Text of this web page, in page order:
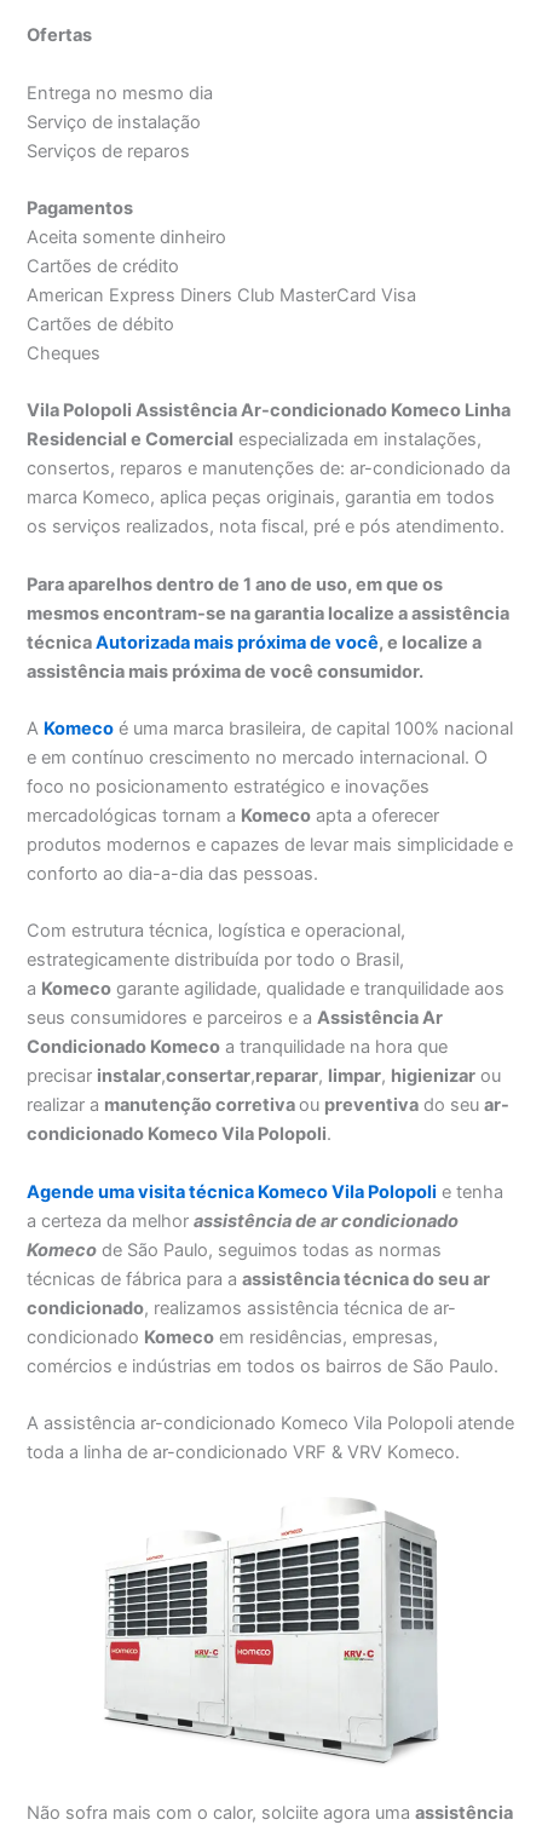
Ofertas
Entrega no mesmo dia
Serviço de instalação
Serviços de reparos
Pagamentos
Aceita somente dinheiro
Cartões de crédito
American Express Diners Club MasterCard Visa
Cartões de débito
Cheques
Vila Polopoli Assistência Ar-condicionado Komeco Linha
Residencial e Comercial especializada em instalações,
consertos, reparos e manutenções de: ar-condicionado da
marca Komeco, aplica peças originais, garantia em todos
os serviços realizados, nota fiscal, pré e pós atendimento.
Para aparelhos dentro de 1 ano de uso, em que os
mesmos encontram-se na garantia localize a assistência
técnicaAutorizada mais próxima de você, e localize a
assistência mais próxima de você consumidor.
A Komeco é uma marca brasileira, de capital 100% nacional
e em contínuo crescimento no mercado internacional. O
foco no posicionamento estratégico e inovações
mercadológicas tornam a Komeco apta a oferecer
produtos modernos e capazes de levar mais simplicidade e
conforto ao dia-a-dia das pessoas.
Com estrutura técnica, logística e operacional,
estrategicamente distribuída por todo o Brasil,
a Komeco garante agilidade, qualidade e tranquilidade aos
seus consumidores e parceiros e aAssistência Ar
Condicionado Komeco a tranquilidade na hora que
precisar instalar,consertar,reparar, limpar, higienizar ou
realizar a manutenção corretivaou preventiva do seuar-
condicionado Komeco Vila Polopoli.
Agende uma visita técnica Komeco Vila Polopoli e tenha
a certeza da melhorassistênciade ar condicionado
Komeco de São Paulo, seguimos todas as normas
técnicas de fábrica para aassistência técnica do seu ar
condicionado, realizamos assistência técnica de ar-
condicionado Komeco em residências, empresas,
comércios e indústrias em todos os bairros de São Paulo.
A assistência ar-condicionado Komeco Vila Polopoli atende
toda a linha de ar-condicionado VRF & VRV Komeco.
Não sofra mais com o calor, solciite agora umaassistência